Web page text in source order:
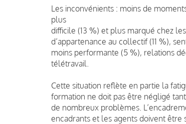
Les inconvénients : moins de
plus
difficile (13 %) et plus marqué chez
d’appartenance au collectif (11 %),
moins performante (5 %), relations
télétravail.
Cette situation reflète en partie la
formation ne doit pas être négligé
de nombreux problèmes.
encadrants et les agents doivent être